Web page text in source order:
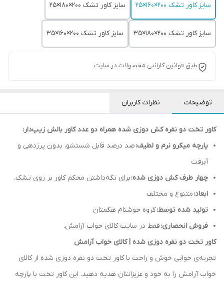
سایز کاور تشک ۲۰۰×160×25 سایز کاور تشک ۲۰۰×180×25
سایز کاور تشک 200×180×35 سایز کاور تشک 200×160×35
طبق قوانین گارانتی محصولات در سایت
توضیحات نظرات کاربران
کاور تخت دو نفره کش دوزی شده همراه دو عدد کاور بالش زیپ‌دار:
پارچه میکرو نرم و لطیف:صد درصد قابل شستشو، بدون پرزدهی و
آبرفت
چهار طرف کش دوزی شده:برای نگه‌داشتن محکم کاور بر روی تشک.
ابعاد:متنوع و مختلف
تولید شده توسط:گروه خوشنام هگمتان
فروش انحصاری:فقط در سایت کالای خواب آرامش.
کاور تخت دو نفره دوزی شده | کالای خواب آرامش
تجربه‌ی خوابی خوش و راحت با کاور تخت دو نفره دوزی شده از کالای
خواب آرامش را به خود و عزیزانتان هدیه دهید. این کاور تخت با پارچه